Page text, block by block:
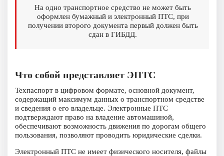
На одно транспортное средство не может быть
оформлен бумажный и электронный ПТС, при
получении второго документа первый должен быть
сдан в ГИБДД.
Что собой представляет ЭПТС
Техпаспорт в цифровом формате, основной документ,
содержащий максимум данных о транспортном средстве
и сведения о его владельце. Электронные ПТС
подтверждают право на владение автомашиной,
обеспечивают возможность движения по дорогам общего
пользования, позволяют проводить юридические сделки.
Электронный ПТС не имеет физического носителя, файлы